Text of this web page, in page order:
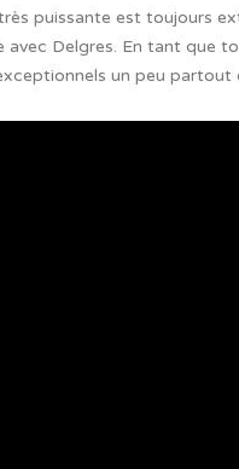
puissante est toujours
avec Delgres. En tant que
un peu partout